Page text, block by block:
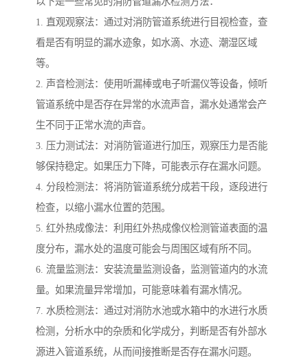
1. 直观观察法：通过对消防管道系统进行目视检查，查
看是否有明显的漏水迹象，如水滴、水迹、潮湿区域
等。
2. 声音检测法：使用听漏棒或电子听漏仪等设备，倾听
管道系统中是否存在异常的水流声音，漏水处通常会产
生不同于正常水流的声音。
3. 压力测试法：对消防管道进行加压，观察压力是否能
够保持稳定。如果压力下降，可能表示存在漏水问题。
4. 分段检测法：将消防管道系统分成若干段，逐段进行
检查，以缩小漏水位置的范围。
5. 红外热成像法：利用红外热成像仪检测管道表面的温
度分布，漏水处的温度可能会与周围区域有所不同。
6. 流量监测法：安装流量监测设备，监测管道内的水流
量。如果流量异常增加，可能意味着有漏水情况。
7. 水质检测法：通过对消防水池或水箱中的水进行水质
检测，分析水中的杂质和化学成分，判断是否有外部水
源进入管道系统，从而间接推断是否存在漏水问题。